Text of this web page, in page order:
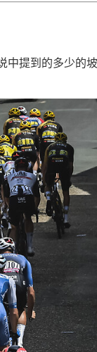
中提到的多少的